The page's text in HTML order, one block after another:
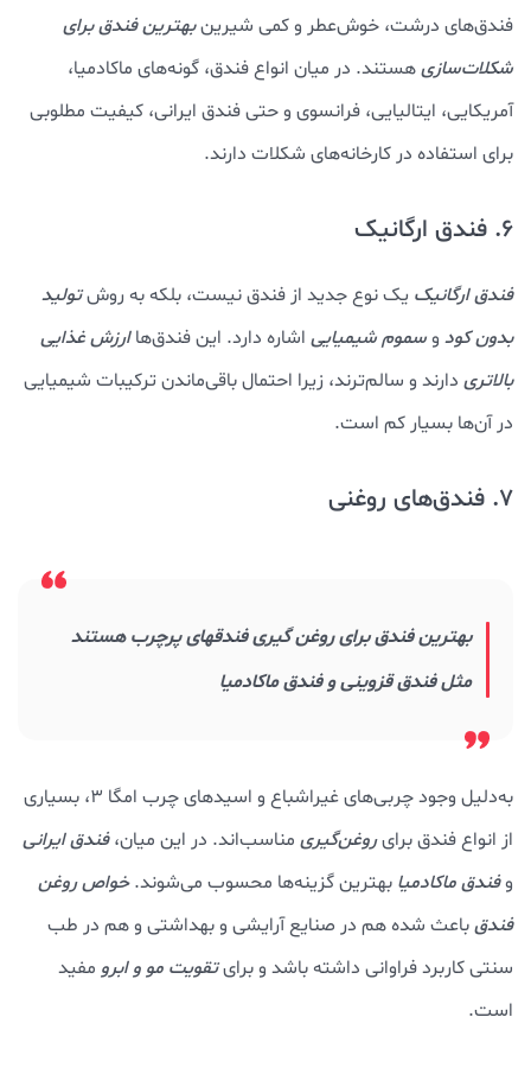
فندق‌های درشت، خوش‌عطر و کمی شیرینبهترین فندق برای
شکلات‌سازیهستند. در میان انواع فندق، گونه‌های ماکادمیا،
آمریکایی، ایتالیایی، فرانسوی و حتی فندق ایرانی، کیفیت مطلوبی
برای استفاده در کارخانه‌های شکلات دارند.
6. فندق ارگانیک
فندق ارگانیک یک نوع جدید از فندق نیست، بلکه به روشتولید
بدون کود وسموم شیمیایی اشاره دارد. این فندق‌هاارزش غذایی
بالاتری دارند و سالم‌ترند، زیرا احتمال باقی‌ماندن ترکیبات شیمیایی
در آن‌ها بسیار کم است.
7. فندق‌های روغنی
بهترین فندق برای روغن گیری فندقهای پرچرب هستند
مثل فندق قزوینی و فندق ماکادمیا
به‌دلیل وجود چربی‌های غیراشباع و اسیدهای چرب امگا ۳، بسیاری
از انواع فندق برایروغن‌گیری مناسب‌اند. در این میان،فندق ایرانی
وفندق ماکادمیا بهترین گزینه‌ها محسوب می‌شوند.خواص روغن
فندقباعث شده هم در صنایع آرایشی و بهداشتی و هم در طب
سنتی کاربرد فراوانی داشته باشد و برایتقویت مو و ابرو مفید
است.